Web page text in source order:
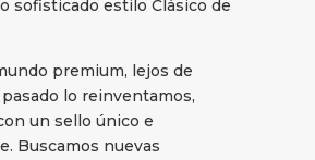
sofisticado estilo Clásico de
premium, lejos de
lo reinventamos,
un sello único e
Buscamos nuevas